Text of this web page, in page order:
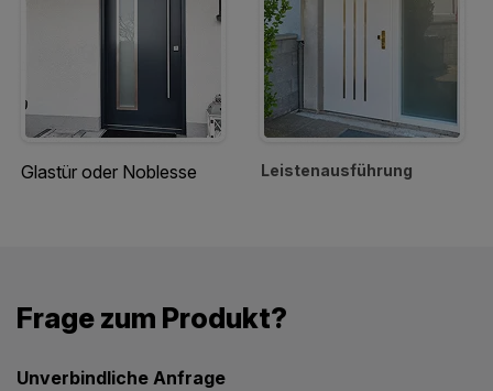
Glastür oder Noblesse Leistenausführung
Frage zum Produkt?
Unverbindliche Anfrage